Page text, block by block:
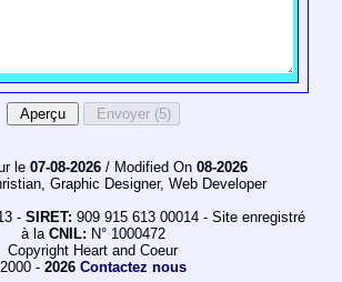
le 07-08-2026/ Modified On 08-2026
Graphic Designer, Web Developer
-SIRET: 909 915 613 00014 - Site enregistré
à la CNIL: N° 1000472
Copyright Heart and Coeur
2000 - 2026 Contactez nous